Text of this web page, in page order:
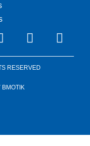
RESERVED
BMOTIK